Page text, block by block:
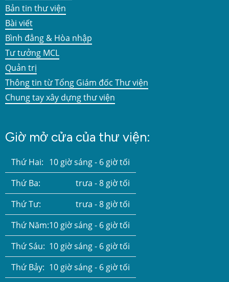
Bản tin thư viện
Bài viết
Bình đẳng & Hòa nhập
Tư tưởng MCL
Quản trị
Thông tin từ Tổng Giám đốc Thư viện
Chung tay xây dựng thư viện
Giờ mở cửa của thư viện:
Thứ Hai: 10 giờ sáng - 6 giờ tối
Thứ Ba:
trưa - 8 giờ tối
Thứ Tư:
trưa - 8 giờ tối
Thứ Năm:10 giờ sáng - 6 giờ tối
Thứ Sáu: 10 giờ sáng - 6 giờ tối
Thứ Bảy: 10 giờ sáng - 6 giờ tối